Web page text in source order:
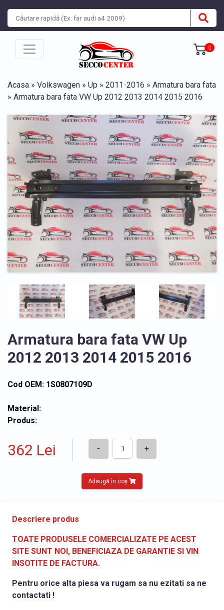
0
Acasa » Volkswagen » Up » 2011-2016 » Armatura bara fata
» Armatura bara fata VW Up 2012 2013 2014 2015 2016
Armatura bara fata VW Up
2012 2013 2014 2015 2016
Cod OEM: 1S0807109D
Material:
Produs:
362 Lei - +
Adaugă în coș
Descriere produs
TOATE PRODUSELE COMERCIALIZATE PE ACEST
SITE SUNT NOI, BENEFICIAZA DE GARANTIE SI VIN
INSOTITE DE FACTURA.
Pentru orice alta piesa va rugam sa nu ezitati sa ne
contactati !